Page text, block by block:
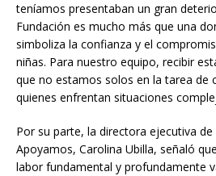
teníamos presentaban un gran
Fundación es mucho más que una
simboliza la confianza y el
niñas. Para nuestro equipo, recibir
que no estamos solos en la tarea de
quienes enfrentan situaciones
Por su parte, la directora ejecutiva de
Apoyamos, Carolina Ubilla, señaló
labor fundamental y profundamente